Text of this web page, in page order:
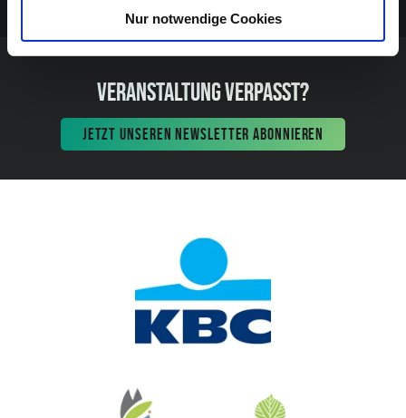
Nur notwendige Cookies
VERANSTALTUNG VERPASST?
JETZT UNSEREN NEWSLETTER ABONNIEREN